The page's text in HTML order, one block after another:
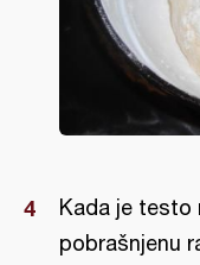
Kada je testo
pobrašnjenu